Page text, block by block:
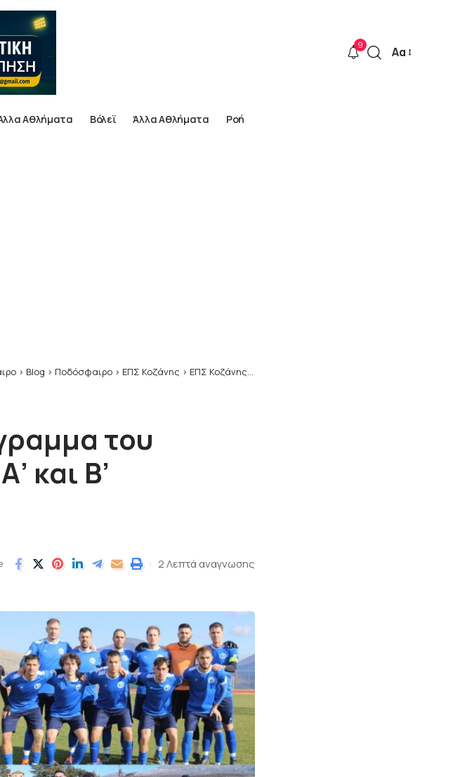
9
Font
Αα
Αθλήματα Βόλεϊ Άλλα Αθλήματα Ροή
> Blog > Ποδόσφαιρο > ΕΠΣ Κοζάνης > ΕΠΣ Κοζάνης: Το πρόγραμμα του Σαββατοκύριακου σε Α’ και Β’ Κατηγορία
του
και Β’
2 Λεπτά αναγνωσης